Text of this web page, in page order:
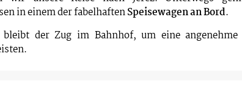
in einem der fabelhaftenSpeisewagen an Bord.
der Zug im Bahnhof, um eine angenehme